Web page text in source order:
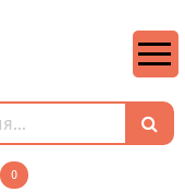
0